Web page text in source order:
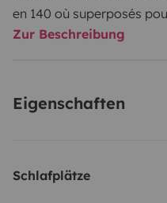
en 140 où superposés
votre confort !Le Vany
fourgon 4 places
significativement le
Zur Beschreibung
Eigenschaften
Schlafplätze